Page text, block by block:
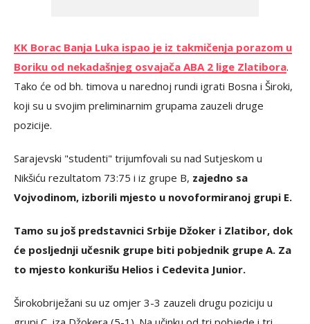
KK Borac Banja Luka ispao je iz takmičenja porazom u
Boriku od nekadašnjeg osvajača ABA 2 lige Zlatibora.
Tako će od bh. timova u narednoj rundi igrati Bosna i Široki,
koji su u svojim preliminarnim grupama zauzeli druge
pozicije.
Sarajevski "studenti" trijumfovali su nad Sutjeskom u
Nikšiću rezultatom 73:75 i iz grupe B, zajedno sa
Vojvodinom, izborili mjesto u novoformiranoj grupi E.
Tamo su još predstavnici Srbije Džoker i Zlatibor, dok
će posljednji učesnik grupe biti pobjednik grupe A. Za
to mjesto konkurišu Helios i Cedevita Junior.
Širokobriježani su uz omjer 3-3 zauzeli drugu poziciju u